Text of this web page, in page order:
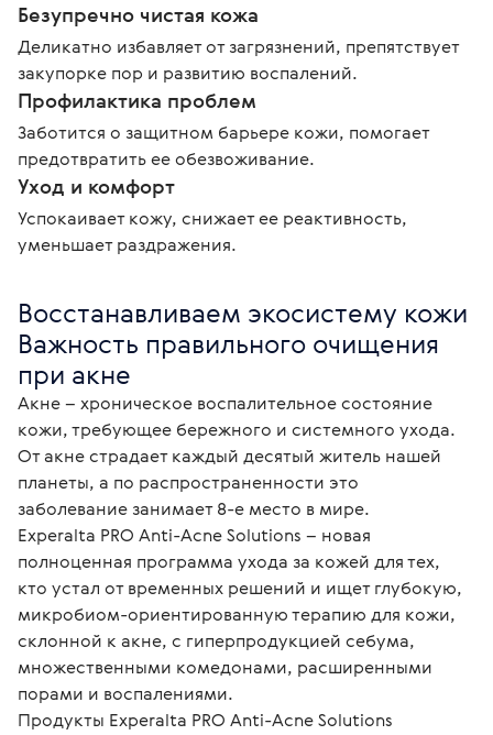
Безупречно чистая кожа
Деликатно избавляет от загрязнений, препятствует
закупорке пор и развитию воспалений.
Профилактика проблем
Заботится о защитном барьере кожи, помогает
предотвратить ее обезвоживание.
Уход и комфорт
Успокаивает кожу, снижает ее реактивность,
уменьшает раздражения.
Восстанавливаем экосистему кожи
Важность правильного очищения
при акне
Акне – хроническое воспалительное состояние
кожи, требующее бережного и системного ухода.
От акне страдает каждый десятый житель нашей
планеты, а по распространенности это
заболевание занимает 8-е место в мире.
Experalta PRO Anti-Acne Solutions – новая
полноценная программа ухода за кожей для тех,
кто устал от временных решений и ищет глубокую,
микробиом-ориентированную терапию для кожи,
склонной к акне, с гиперпродукцией себума,
множественными комедонами, расширенными
порами и воспалениями.
Продукты Experalta PRO Anti-Acne Solutions